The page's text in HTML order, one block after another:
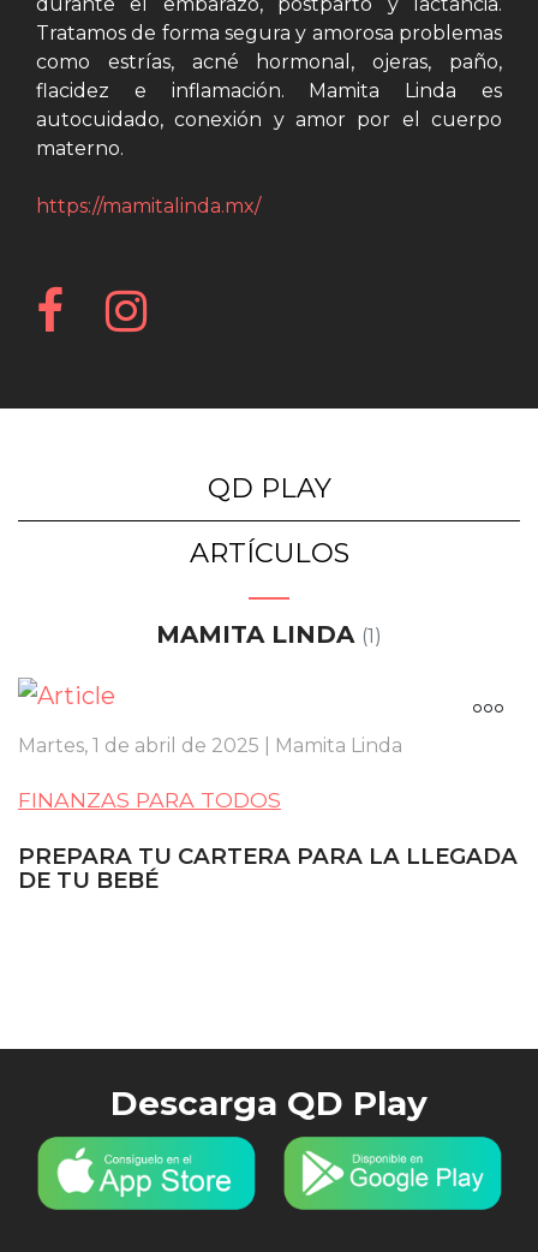
Tratamos de forma segura y amorosa problemas
como estrías, acné hormonal, ojeras, paño,
flacidez e inflamación. Mamita Linda es
autocuidado, conexión y amor por el cuerpo
materno.
https://mamitalinda.mx/
QD PLAY
ARTÍCULOS
MAMITA LINDA (1)
Martes, 1 de abril de 2025 | Mamita Linda
FINANZAS PARA TODOS
PREPARA TU CARTERA PARA LA LLEGADA
DE TU BEBÉ
Descarga QD Play